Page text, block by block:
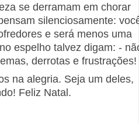
se derramam em chorar
silenciosamente:
e será menos uma
espelho talvez digam: -
derrotas e frustrações!
na alegria. Seja um deles,
Feliz Natal.